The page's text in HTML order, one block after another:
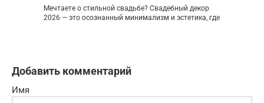
Мечтаете о стильной свадьбе? Свадебный декор
2026 — это осознанный минимализм и эстетика, где
Добавить комментарий
Имя